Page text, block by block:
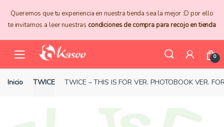
navigation
content
Queremos que tu experiencia en nuestra tienda sea la mejor :D por ello
te invitamos a leer nuestras condiciones de compra para recojo en tienda
0
Inicio TWICE TWICE – THIS IS FOR VER. PHOTOBOOK VER.